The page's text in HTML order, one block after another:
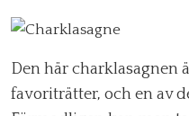
Sök
Den här charklasagnen
favoriträtter, och en av